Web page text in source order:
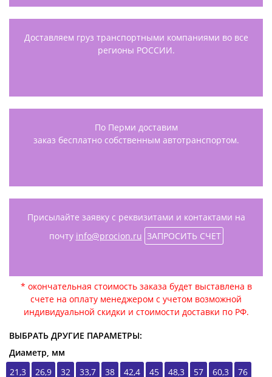
Доставляем груз транспортными компаниями во все
регионы РОССИИ.
По Перми доставим
заказ бесплатно собственным автотранспортом.
Присылайте заявку с реквизитами и контактами на
почту info@procion.ru ЗАПРОСИТЬ СЧЕТ
* окончательная стоимость заказа будет выставлена в
счете на оплату менеджером с учетом возможной
индивидуальной скидки и стоимости доставки по РФ.
ВЫБРАТЬ ДРУГИЕ ПАРАМЕТРЫ:
Диаметр, мм
21,3
26,9 32 33,7 38 42,4 45 48,3 57 60,3 76